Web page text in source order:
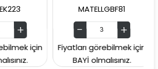
için
MATELLGBF81
Fiyatları görebilmek için
BAYİ olmalısınız.